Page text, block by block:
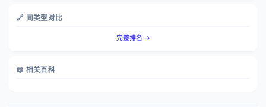
🔗 同类型对比
完整排名 →
📖 相关百科